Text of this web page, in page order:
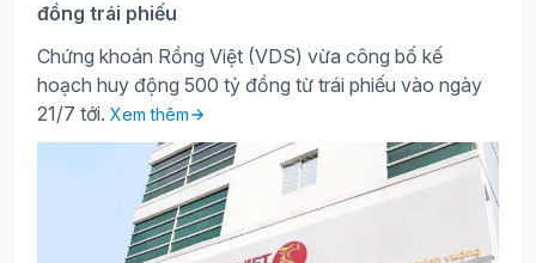
đồng trái phiếu
Chứng khoán Rồng Việt (VDS) vừa công bố kế
hoạch huy động 500 tỷ đồng từ trái phiếu vào ngày
21/7 tới. Xem thêm